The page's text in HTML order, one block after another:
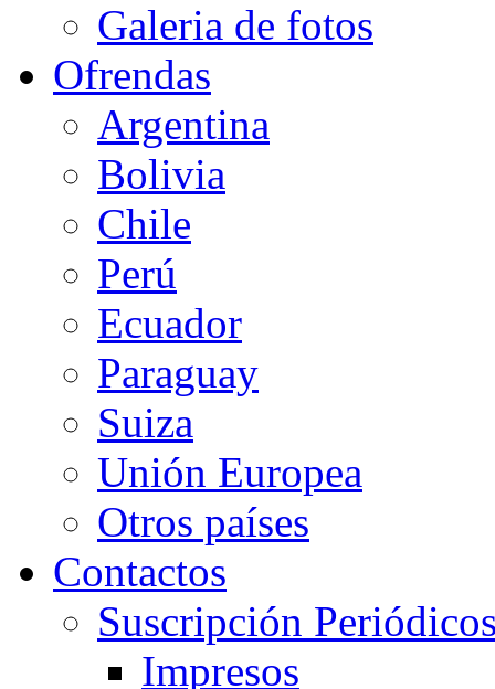
Galeria de fotos
Ofrendas
Argentina
Bolivia
Chile
Perú
Ecuador
Paraguay
Suiza
Unión Europea
Otros países
Contactos
Suscripción
Impresos